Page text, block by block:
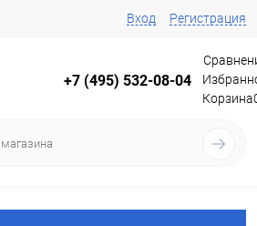
Вход Регистрация
+7 (495) 532-08-04
Корзина